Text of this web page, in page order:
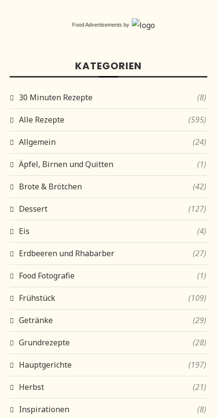
Food Advertisements by
KATEGORIEN
30 Minuten Rezepte (8)
Alle Rezepte (595)
Allgemein (24)
Äpfel, Birnen und Quitten (1)
Brote & Brötchen (42)
Dessert (127)
Eis (4)
Erdbeeren und Rhabarber (27)
Food Fotografie (1)
Frühstück (109)
Getränke (29)
Grundrezepte (28)
Hauptgerichte (197)
Herbst (21)
Inspirationen (8)